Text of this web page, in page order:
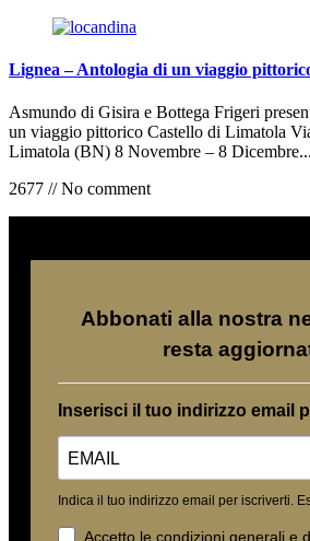
Lignea – Antologia di un viaggio
Asmundo di Gisira e Bottega Frigeri
un viaggio pittorico Castello di Limatola
Limatola (BN) 8 Novembre – 8 Dicembre...
2677 // No comment